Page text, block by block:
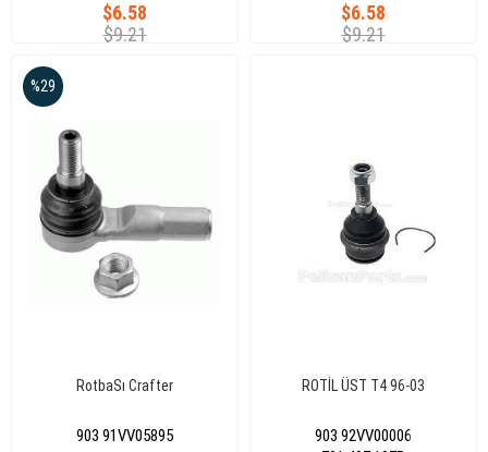
$6.58
$9.21
$6.58
$9.21
RotbaSı Crafter
903 91VV05895
%29
ROTİL ÜST T4 96-03
903 92VV00006